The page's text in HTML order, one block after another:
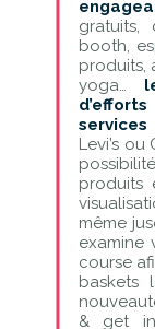
gratuits,
booth,
produits,
yoga…
Levi’s
produits
même
examine
course
baskets
& get